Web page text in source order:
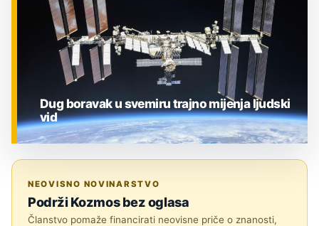
Dug boravak u svemiru trajno mijenja ljudski
vid
NEOVISNO NOVINARSTVO
Podrži Kozmos bez oglasa
Članstvo pomaže financirati neovisne priče o znanosti,